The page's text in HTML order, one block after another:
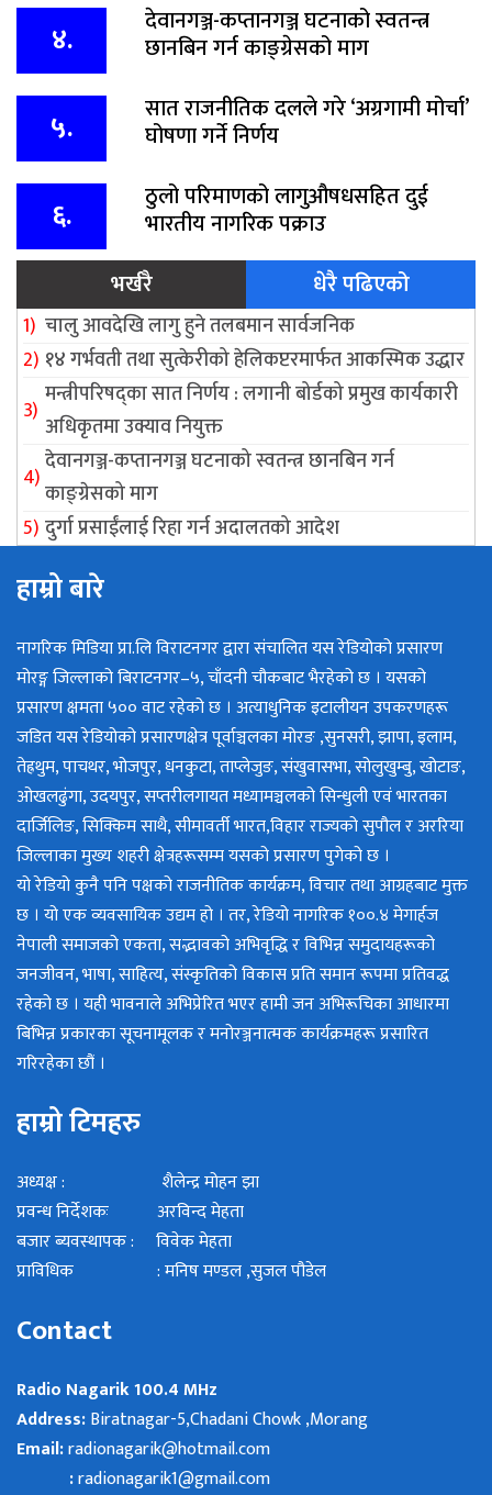
४. देवानगञ्ज-कप्तानगञ्ज घटनाको स्वतन्त्र
छानबिन गर्न काङ्ग्रेसको माग
५. सात राजनीतिक दलले गरे ‘अग्रगामी मोर्चा’
घोषणा गर्ने निर्णय
६. ठुलो परिमाणको लागुऔषधसहित दुई
भारतीय नागरिक पक्राउ
भर्खरै
धेरै पढिएको
चालु आवदेखि लागु हुने तलबमान सार्वजनिक
१४ गर्भवती तथा सुत्केरीको हेलिकप्टरमार्फत आकस्मिक उद्धार
मन्त्रीपरिषद्का सात निर्णय : लगानी बोर्डको प्रमुख कार्यकारी
अधिकृतमा उक्याव नियुक्त
देवानगञ्ज-कप्तानगञ्ज घटनाको स्वतन्त्र छानबिन गर्न
काङ्ग्रेसको माग
दुर्गा प्रसाईंलाई रिहा गर्न अदालतको आदेश
हाम्रो बारे
नागरिक मिडिया प्रा.लि विराटनगर द्वारा संचालित यस रेडियोको प्रसारण
मोरङ्ग जिल्लाको बिराटनगर–५, चाँदनी चौकबाट भैरहेको छ । यसको
प्रसारण क्षमता ५०० वाट रहेको छ । अत्याधुनिक इटालीयन उपकरणहरू
जडित यस रेडियोको प्रसारणक्षेत्र पूर्वाञ्चलका मोरङ ,सुनसरी, झापा, इलाम,
तेह्रथुम, पाचथर, भोजपुर, धनकुटा, ताप्लेजुङ, संखुवासभा, सोलुखुम्बु, खोटाङ,
ओखलढुंगा, उदयपुर, सप्तरीलगायत मध्यामञ्चलको सिन्धुली एवं भारतका
दार्जिलिङ, सिक्किम साथै, सीमावर्ती भारत,विहार राज्यको सुपौल र अररिया
जिल्लाका मुख्य शहरी क्षेत्रहरूसम्म यसको प्रसारण पुगेको छ ।
यो रेडियो कुनै पनि पक्षको राजनीतिक कार्यक्रम, विचार तथा आग्रहबाट मुक्त
छ । यो एक व्यवसायिक उद्यम हो । तर, रेडियो नागरिक १००.४ मेगार्हज
नेपाली समाजको एकता, सद्भावको अभिवृद्धि र विभिन्न समुदायहरूको
जनजीवन, भाषा, साहित्य, संस्कृतिको विकास प्रति समान रूपमा प्रतिवद्ध
रहेको छ । यही भावनाले अभिप्रेरित भएर हामी जन अभिरूचिका आधारमा
बिभिन्न प्रकारका सूचनामूलक र मनोरञ्जनात्मक कार्यक्रमहरू प्रसारित
गरिरहेका छौं ।
हाम्रो टिमहरु
अध्यक्ष : शैलेन्द्र मोहन झा
प्रवन्ध निर्देशकः अरविन्द मेहता
बजार ब्यवस्थापक : विवेक मेहता
प्राविधिक : मनिष मण्डल ,सुजल पौडेल
Contact
Radio Nagarik 100.4 MHz
Address:Biratnagar-5,Chadani Chowk ,Morang
Email:radionagarik@hotmail.com
:radionagarik1@gmail.com